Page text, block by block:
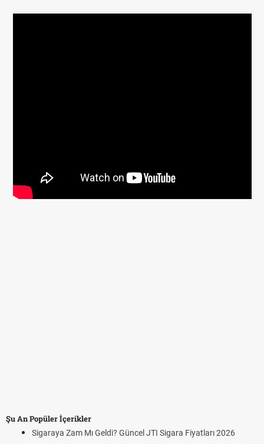
Şu An Popüler İçerikler
Sigaraya Zam Mı Geldi? Güncel JTI Sigara Fiyatları 2026